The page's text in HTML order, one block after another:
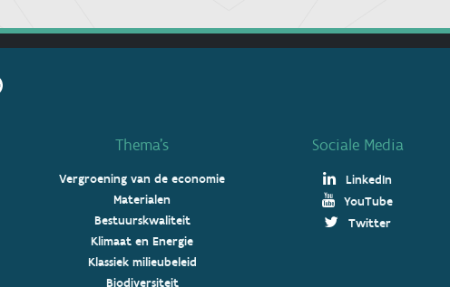
Thema’s
Vergroening van de economie
Materialen
Bestuurskwaliteit
Klimaat en Energie
Klassiek milieubeleid
Biodiversiteit
Sociale Media
LinkedIn
YouTube
Twitter